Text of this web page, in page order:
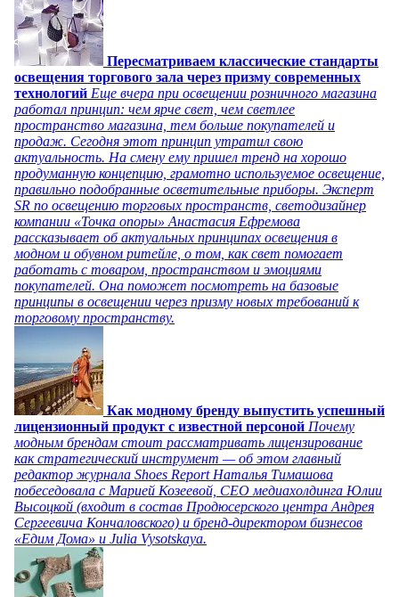
Пересматриваем классические стандарты
освещения торгового зала через призму современных
технологий Еще вчера при освещении розничного магазина
работал принцип: чем ярче свет, чем светлее
пространство магазина, тем больше покупателей и
продаж. Сегодня этот принцип утратил свою
актуальность. На смену ему пришел тренд на хорошо
продуманную концепцию, грамотно используемое освещение,
правильно подобранные осветительные приборы. Эксперт
SR по освещению торговых пространств, светодизайнер
компании «Точка опоры» Анастасия Ефремова
рассказывает об актуальных принципах освещения в
модном и обувном ритейле, о том, как свет помогает
работать с товаром, пространством и эмоциями
покупателей. Она поможет посмотреть на базовые
принципы в освещении через призму новых требований к
торговому пространству.
Как модному бренду выпустить успешный
лицензионный продукт с известной персоной Почему
модным брендам стоит рассматривать лицензирование
как стратегический инструмент — об этом главный
редактор журнала Shoes Report Наталья Тимашова
побеседовала с Марией Козеевой, СЕО медиахолдинга Юлии
Высоцкой (входит в состав Продюсерского центра Андрея
Сергеевича Кончаловского) и бренд-директором бизнесов
«Едим Дома» и Julia Vysotskaya.